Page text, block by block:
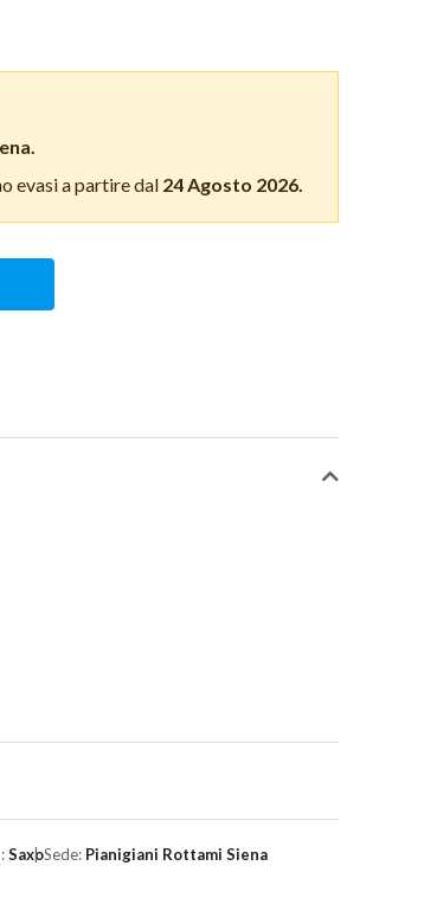
evasi a partire dal 24 Agosto 2026.
SaxoSede: Pianigiani Rottami Siena